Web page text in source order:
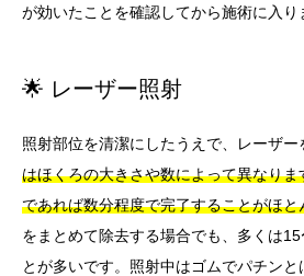
が効いたことを確認してから施術に入り
🌟 レーザー照射
照射部位を清潔にしたうえで、レーザー
はほくろの大きさや数によって異なり
であれば数分程度で完了することがほと
をまとめて除去する場合でも、多くは
とが多いです。照射中はゴムでパチン